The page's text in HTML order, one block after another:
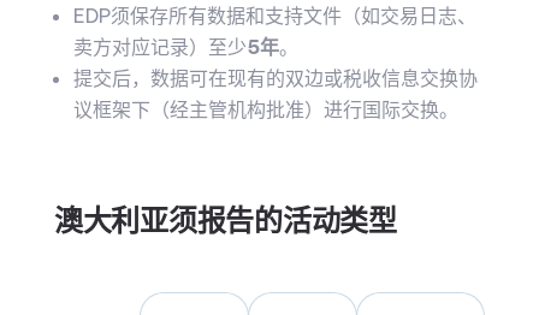
EDP须保存所有数据和支持文件（如交易日志、
卖方对应记录）至少5年。
提交后，数据可在现有的双边或税收信息交换协
议框架下（经主管机构批准）进行国际交换。
澳大利亚须报告的活动类型